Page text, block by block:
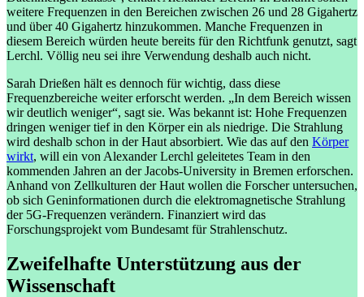
weitere Frequenzen in den Bereichen zwischen 26 und 28 Gigahertz
und über 40 Gigahertz hinzukommen. Manche Frequenzen in
diesem Bereich würden heute bereits für den Richtfunk genutzt, sagt
Lerchl. Völlig neu sei ihre Verwendung deshalb auch nicht.
Sarah Drießen hält es dennoch für wichtig, dass diese
Frequenzbereiche weiter erforscht werden. „In dem Bereich wissen
wir deutlich weniger“, sagt sie. Was bekannt ist: Hohe Frequenzen
dringen weniger tief in den Körper ein als niedrige. Die Strahlung
wird deshalb schon in der Haut absorbiert. Wie das auf den Körper
wirkt, will ein von Alexander Lerchl geleitetes Team in den
kommenden Jahren an der Jacobs-University in Bremen erforschen.
Anhand von Zellkulturen der Haut wollen die Forscher untersuchen,
ob sich Geninformationen durch die elektromagnetische Strahlung
der 5G-Frequenzen verändern. Finanziert wird das
Forschungsprojekt vom Bundesamt für Strahlenschutz.
Zweifelhafte Unterstützung aus der
Wissenschaft